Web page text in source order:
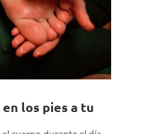
en los pies a tu